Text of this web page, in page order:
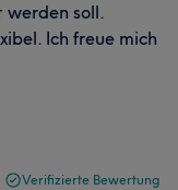
werden soll.
Ich freue mich
Verifizierte Bewertung